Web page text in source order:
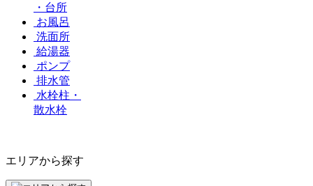
・台所
お風呂
洗面所
給湯器
ポンプ
排水管
水栓柱・
散水栓
エリアから探す